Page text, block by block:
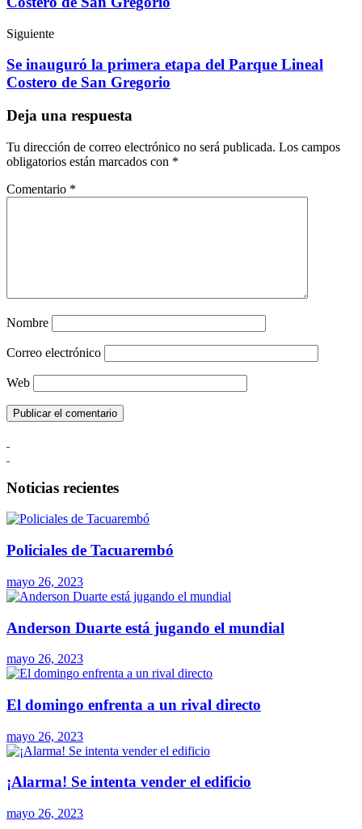
Siguiente
Se inauguró la primera etapa del Parque Lineal
Costero de San Gregorio
Deja una respuesta
Tu dirección de correo electrónico no será publicada. Los campos
obligatorios están marcados con *
Comentario *
Nombre
Correo electrónico
Web
Noticias recientes
Policiales de Tacuarembó
mayo 26, 2023
Anderson Duarte está jugando el mundial
mayo 26, 2023
El domingo enfrenta a un rival directo
mayo 26, 2023
¡Alarma! Se intenta vender el edificio
mayo 26, 2023